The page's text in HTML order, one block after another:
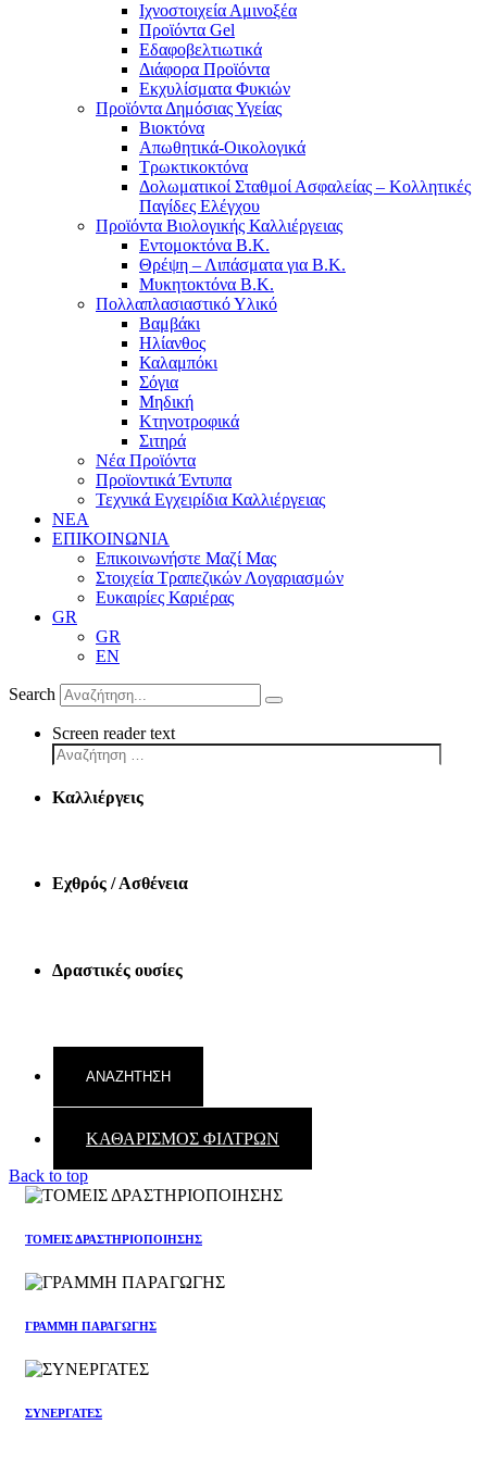
Ιχνοστοιχεία Αμινοξέα
Προϊόντα Gel
Εδαφοβελτιωτικά
Διάφορα Προϊόντα
Εκχυλίσματα Φυκιών
Προϊόντα Δημόσιας Υγείας
Βιοκτόνα
Απωθητικά-Οικολογικά
Τρωκτικοκτόνα
Δολωματικοί Σταθμοί Ασφαλείας – Κολλητικές
Παγίδες Ελέγχου
Προϊόντα Βιολογικής Καλλιέργειας
Εντομοκτόνα Β.Κ.
Θρέψη – Λιπάσματα για Β.Κ.
Μυκητοκτόνα Β.Κ.
Πολλαπλασιαστικό Υλικό
Βαμβάκι
Ηλίανθος
Καλαμπόκι
Σόγια
Μηδική
Κτηνοτροφικά
Σιτηρά
Νέα Προϊόντα
Προϊοντικά Έντυπα
Τεχνικά Εγχειρίδια Καλλιέργειας
ΝΕΑ
ΕΠΙΚΟΙΝΩΝΙΑ
Επικοινωνήστε Μαζί Μας
Στοιχεία Τραπεζικών Λογαριασμών
Ευκαιρίες Καριέρας
GR
GR
EN
Search
Screen reader text
Καλλιέργεις
Εχθρός / Ασθένεια
Δραστικές ουσίες
ΚΑΘΑΡΙΣΜΟΣ ΦΙΛΤΡΩΝ
Back to top
ΤΟΜΕΙΣ ΔΡΑΣΤΗΡΙΟΠΟΙΗΣΗΣ
ΓΡΑΜΜΗ ΠΑΡΑΓΩΓΗΣ
ΣΥΝΕΡΓΑΤΕΣ